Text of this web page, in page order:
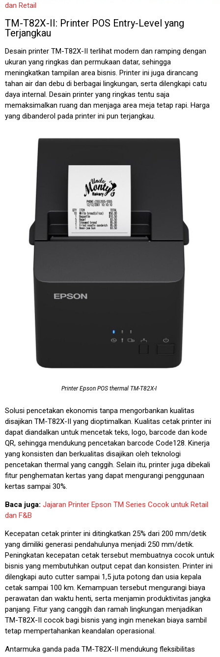
dan Retail
TM-T82X-II: Printer POS Entry-Level yang
Terjangkau
Desain printer TM-T82X-II terlihat modern dan ramping dengan
ukuran yang ringkas dan permukaan datar, sehingga
meningkatkan tampilan area bisnis. Printer ini juga dirancang
tahan air dan debu di berbagai lingkungan, serta dilengkapi catu
daya internal. Desain printer yang ringkas tentu saja
memaksimalkan ruang dan menjaga area meja tetap rapi. Harga
yang dibanderol pada printer ini pun terjangkau.
Printer Epson POS thermal TM-T82X-I
Solusi pencetakan ekonomis tanpa mengorbankan kualitas
disajikan TM-T82X-II yang dioptimalkan. Kualitas cetak printer ini
dapat diandalkan untuk mencetak teks, logo, barcode dan kode
QR, sehingga mendukung pencetakan barcode Code128. Kinerja
yang konsisten dan berkualitas disajikan oleh teknologi
pencetakan thermal yang canggih. Selain itu, printer juga dibekali
fitur penghematan kertas yang dapat mengurangi penggunaan
kertas sampai 30%.
Baca juga: Jajaran Printer Epson TM Series Cocok untuk Retail
dan F&B
Kecepatan cetak printer ini ditingkatkan 25% dari 200 mm/detik
yang dimiliki generasi pendahulunya menjadi 250 mm/detik.
Peningkatan kecepatan cetak tersebut membuatnya cocok untuk
bisnis yang membutuhkan output cepat dan konsisten. Printer ini
dilengkapi auto cutter sampai 1,5 juta potong dan usia kepala
cetak sampai 100 km. Kemampuan tersebut mengurangi biaya
perawatan dan waktu henti, serta menjamin produktivitas jangka
panjang. Fitur yang canggih dan ramah lingkungan menjadikan
TM-T82X-II cocok bagi bisnis yang ingin menekan biaya sambil
tetap mempertahankan keandalan operasional.
Antarmuka ganda pada TM-T82X-II mendukung fleksibilitas